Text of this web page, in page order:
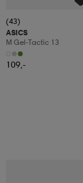
(43)
ASICS
M Gel-Tactic 13
109,-